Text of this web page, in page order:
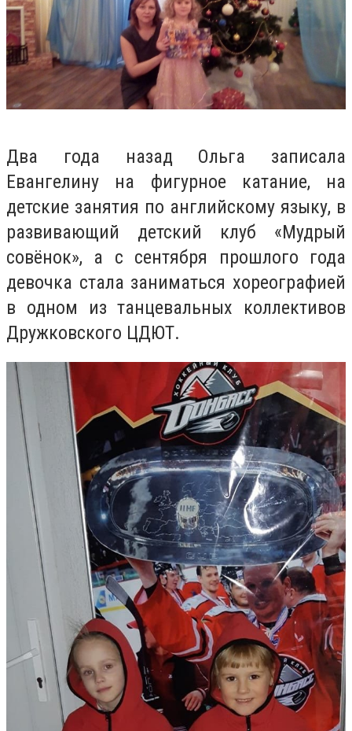
Два года назад Ольга записала
Евангелину на фигурное катание, на
детские занятия по английскому языку, в
развивающий детский клуб «Мудрый
совёнок», а с сентября прошлого года
девочка стала заниматься хореографией
в одном из танцевальных коллективов
Дружковского ЦДЮТ.